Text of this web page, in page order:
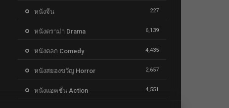
หนังจีน 227
หนังดราม่า Drama 6,139
หนังตลก Comedy 4,435
หนังสยองขวัญ Horror 2,657
หนังแอคชั่น Action 4,551